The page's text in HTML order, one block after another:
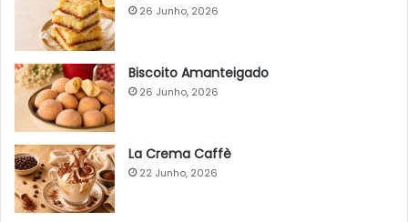
26 Junho, 2026
Biscoito Amanteigado
26 Junho, 2026
La Crema Caffè
22 Junho, 2026